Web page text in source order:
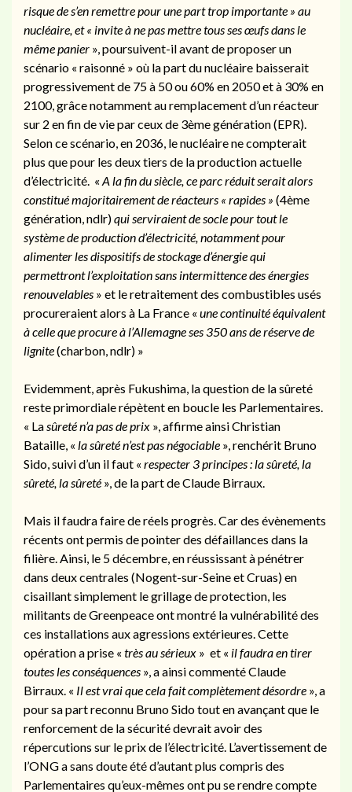
risque de s’en remettre pour une part trop importante » au
nucléaire, et « invite à ne pas mettre tous ses œufs dans le
même panier », poursuivent-il avant de proposer un
scénario « raisonné » où la part du nucléaire baisserait
progressivement de 75 à 50 ou 60% en 2050 et à 30% en
2100, grâce notamment au remplacement d’un réacteur
sur 2 en fin de vie par ceux de 3ème génération (EPR).
Selon ce scénario, en 2036, le nucléaire ne compterait
plus que pour les deux tiers de la production actuelle
d’électricité. « A la fin du siècle, ce parc réduit serait alors
constitué majoritairement de réacteurs « rapides » (4ème
génération, ndlr)qui serviraient de socle pour tout le
système de production d’électricité, notamment pour
alimenter les dispositifs de stockage d’énergie qui
permettront l’exploitation sans intermittence des énergies
renouvelables » et le retraitement des combustibles usés
procureraient alors à La France « une continuité équivalent
à celle que procure à l’Allemagne ses 350 ans de réserve de
lignite(charbon, ndlr) »
Evidemment, après Fukushima, la question de la sûreté
reste primordiale répètent en boucle les Parlementaires.
« Lasûreté n’a pas de prix », affirme ainsi Christian
Bataille, « la sûreté n’est pas négociable », renchérit Bruno
Sido, suivi d’un il faut « respecter 3 principes : la sûreté, la
sûreté, la sûreté », de la part de Claude Birraux.
Mais il faudra faire de réels progrès. Car des évènements
récents ont permis de pointer des défaillances dans la
filière. Ainsi, le 5 décembre, en réussissant à pénétrer
dans deux centrales (Nogent-sur-Seine et Cruas) en
cisaillant simplement le grillage de protection, les
militants de Greenpeace ont montré la vulnérabilité des
ces installations aux agressions extérieures. Cette
opération a prise « très au sérieux » et « il faudra en tirer
toutes les conséquences », a ainsi commenté Claude
Birraux. « Il est vrai que cela fait complètement désordre », a
pour sa part reconnu Bruno Sido tout en avançant que le
renforcement de la sécurité devrait avoir des
répercutions sur le prix de l’électricité. L’avertissement de
l’ONG a sans doute été d’autant plus compris des
Parlementaires qu’eux-mêmes ont pu se rendre compte